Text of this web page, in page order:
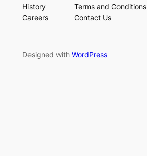
History
Careers
Terms and Conditions
Contact Us
Designed with WordPress